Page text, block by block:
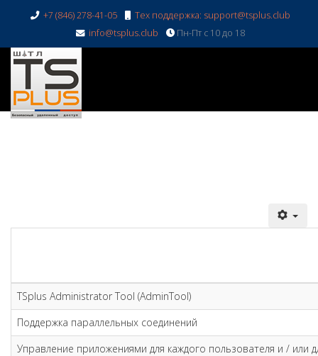
+7 (846) 278-41-05
Тех поддержка: support@tsplus.club
info@tsplus.club
Пн-Пт с 10 до 18
TSplus Administrator Tool (AdminTool)
Поддержка параллельных соединений
Управление приложениями для каждого пользователя и / или